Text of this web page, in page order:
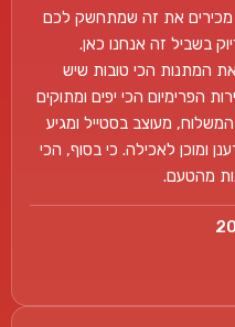
מכירים את זה שמתחשק לכם
בשביל זה אנחנו כאן.
המתנות הכי טובות שיש
הפרימיום הכי יפים ומתוקים
מעוצב בסטייל ומגיע
ומוכן לאכילה. כי בסוף, הכי
מהטעם.